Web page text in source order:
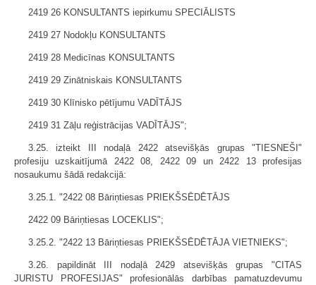
2419 26 KONSULTANTS iepirkumu SPECIĀLISTS
2419 27 Nodokļu KONSULTANTS
2419 28 Medicīnas KONSULTANTS
2419 29 Zinātniskais KONSULTANTS
2419 30 Klīnisko pētījumu VADĪTĀJS
2419 31 Zāļu reģistrācijas VADĪTĀJS";
3.25. izteikt III nodaļā 2422 atsevišķās grupas "TIESNEŠI"
profesiju uzskaitījumā 2422 08, 2422 09 un 2422 13 profesijas
nosaukumu šādā redakcijā:
3.25.1. "2422 08 Bāriņtiesas PRIEKŠSĒDĒTĀJS
2422 09 Bāriņtiesas LOCEKLIS";
3.25.2. "2422 13 Bāriņtiesas PRIEKŠSĒDĒTĀJA VIETNIEKS";
3.26. papildināt III nodaļā 2429 atsevišķās grupas "CITAS
JURISTU PROFESIJAS" profesionālās darbības pamatuzdevumu